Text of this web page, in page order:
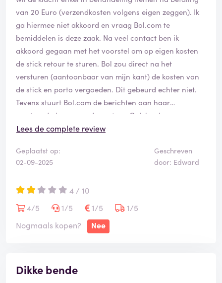
van 20 Euro (verzendkosten volgens eigen zeggen). Ik
ga hiermee niet akkoord en vraag Bol.com te
bemiddelen is deze zaak. Na veel contact ben ik
akkoord gegaan met het voorstel om op eigen kosten
de stick retour te sturen. Bol zou direct na het
versturen (aantoonbaar van mijn kant) de kosten van
de stick en porto vergoeden. Dit gebeurd echter niet.
Tevens stuurt Bol.com de berichten aan haar
verstuurd, door naar de partner. Ook bankgegevens
worden zo gedeeld. Dit valt onder frauduleus
Lees de complete review
Geplaatst op:
02-09-2025
Geschreven
door: Edward
4 / 10
4/5
1/5 1/5
1/5
Nogmaals kopen?
Nee
Dikke bende